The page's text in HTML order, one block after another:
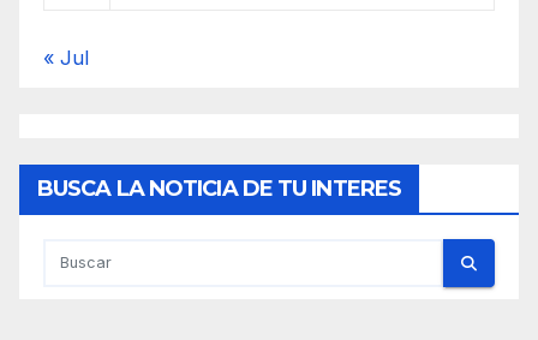
« Jul
BUSCA LA NOTICIA DE TU INTERES